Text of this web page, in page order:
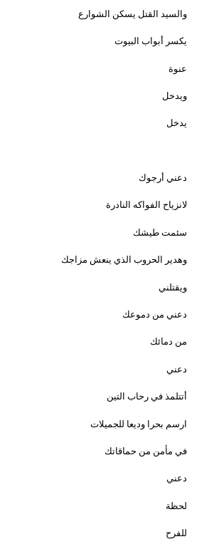
والسيد القتل يسكن الشوارع
يكسر أبواب البيوت
عنوة
ويدخل
يدخل
دعني أرجوك
لانزياح الفواكه النادرة
سئمت طيشك
وهدير الحروب الذي ينعش مزاجك
ويقتلني
دعني من دموعك
من دمائك
دعني
أتتلمذ في رحاب التين
ارسم بحرا وديعا للجميلات
في مأمن من حماقاتك
دعني
لحظة
للفرح